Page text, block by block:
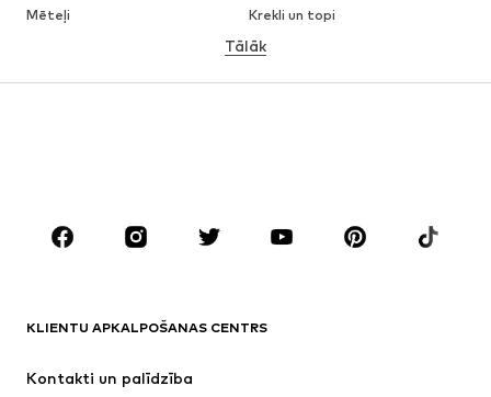
Mēteļi
Krekli un topi
Apakšveļa
Aksesuāri
Premium
Jaunumi
Šobrīd populāri
Tālāk
KLIENTU APKALPOŠANAS CENTRS
Kontakti un palīdzība